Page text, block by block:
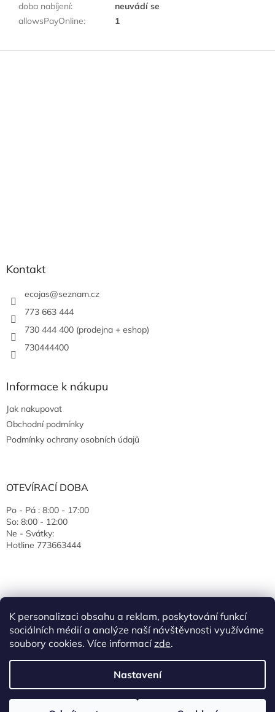
K personalizaci obsahu a reklam, poskytování funkcí
sociálních médií a analýze naší návštěvnosti využíváme
soubory cookies. Více informacízde.
Nastavení
doba nabíjení:
neuvádí se
allowsPayOnline: 1
Kontakt
ecojas@seznam.cz
773 663 444
730 444 400 (prodejna + eshop)
730444400
Informace k nákupu
Jak nakupovat
Obchodní podmínky
Podmínky ochrany osobních údajů
OTEVÍRACÍ DOBA
Po - Pá : 8:00 - 17:00
So: 8:00 - 12:00
Ne - Svátky:
Hotline 773663444
. Všechna práva vyhrazena.